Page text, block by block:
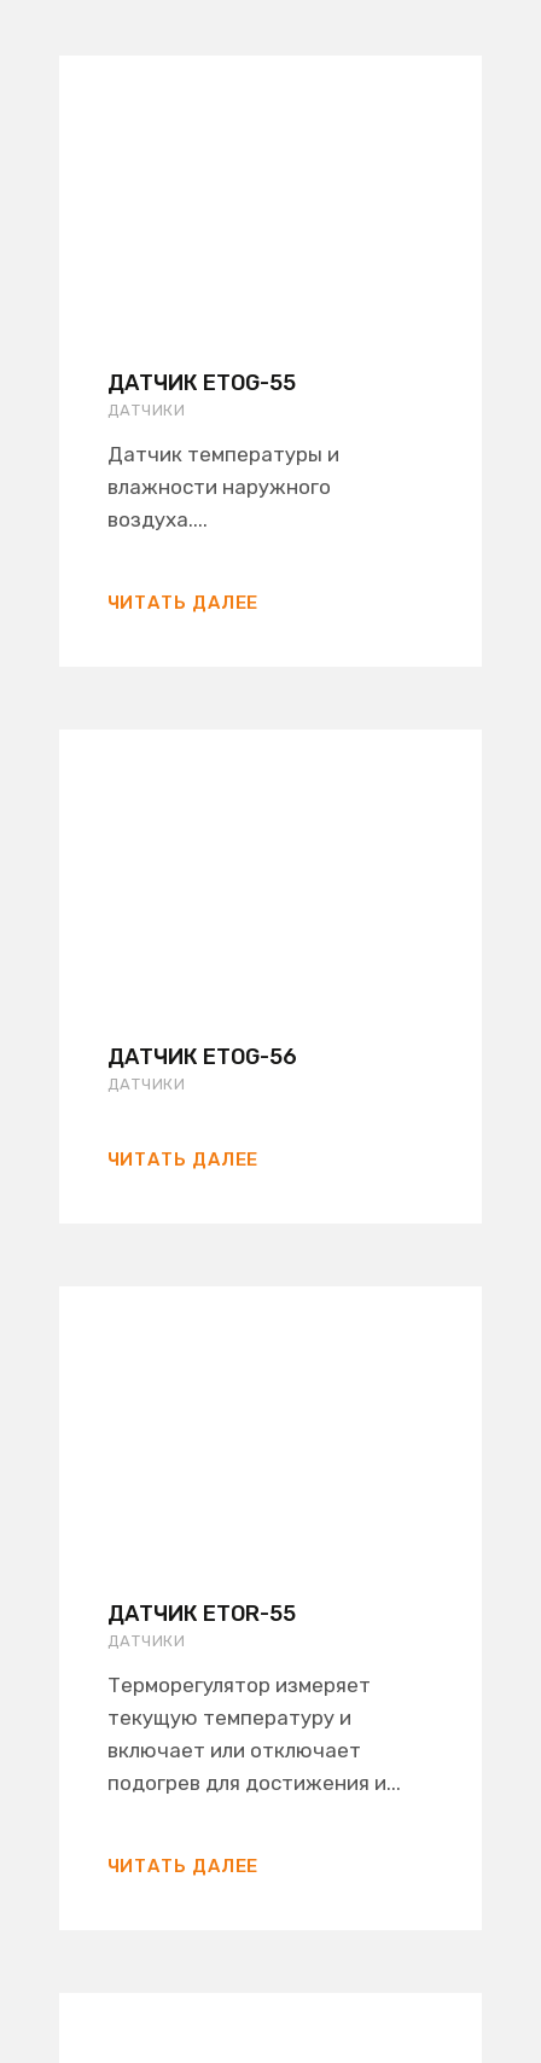
ДАТЧИК ETOG-55
ДАТЧИКИ
Датчик температуры и
влажности наружного
воздуха....
ЧИТАТЬ ДАЛЕЕ
ДАТЧИК ETOG-56
ДАТЧИКИ
ЧИТАТЬ ДАЛЕЕ
ДАТЧИК ETOR-55
ДАТЧИКИ
Терморегулятор измеряет
текущую температуру и
включает или отключает
подогрев для достижения и...
ЧИТАТЬ ДАЛЕЕ